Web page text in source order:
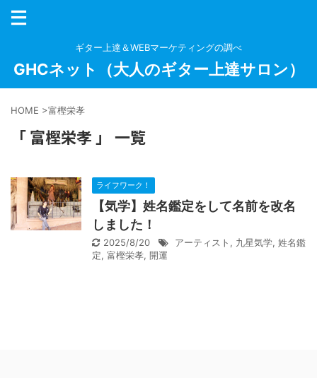
ギター上達＆WEBマーケティングの調べ
GHCネット（大人のギター上達サロン）
HOME >富樫栄孝
「 富樫栄孝 」 一覧
ライフワーク！
【気学】姓名鑑定をして名前を改名
しました！
2025/8/20 アーティスト , 九星気学, 姓名鑑
定, 富樫栄孝, 開運